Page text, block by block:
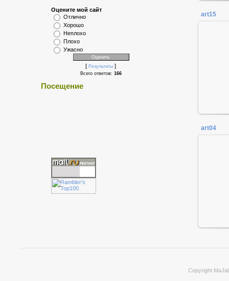
Оцените мой сайт
Отлично
Хорошо
Неплохо
Плохо
Ужасно
[Результаты ]
Всего ответов: 166
Посещение
art15
art04
Copyright